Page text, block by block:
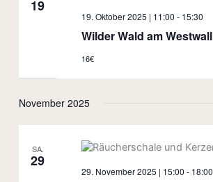
19
Wilder Wald am Westwall
19. Oktober 2025 | 11:00 - 15:30
16€
November 2025
SA.
29
29. November 2025 | 15:00 - 18:00